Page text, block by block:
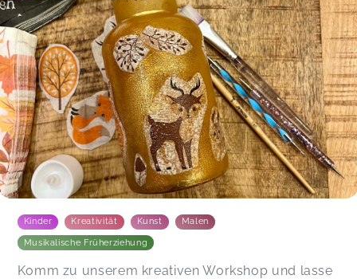
Kinder Kreativität Kunst Malen
Musikalische Früherziehung
Komm zu unserem kreativen Workshop und lasse